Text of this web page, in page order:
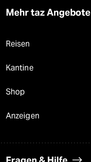
Mehr taz Angebote
Reisen
Kantine
Shop
Anzeigen